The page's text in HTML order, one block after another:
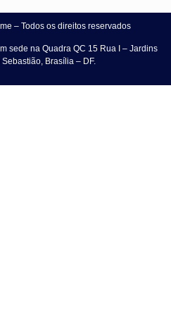
– Todos os direitos reservados
sede na Quadra QC 15 Rua I – Jardins
Brasília – DF.